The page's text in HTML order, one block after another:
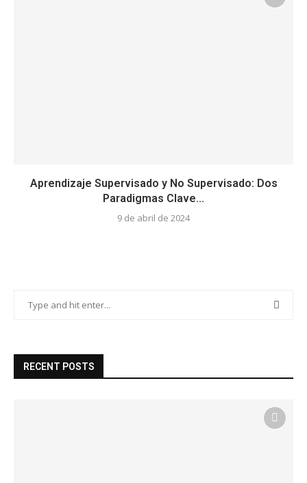
Aprendizaje Supervisado y No Supervisado: Dos
Paradigmas Clave...
9 de abril de 2024
RECENT POSTS